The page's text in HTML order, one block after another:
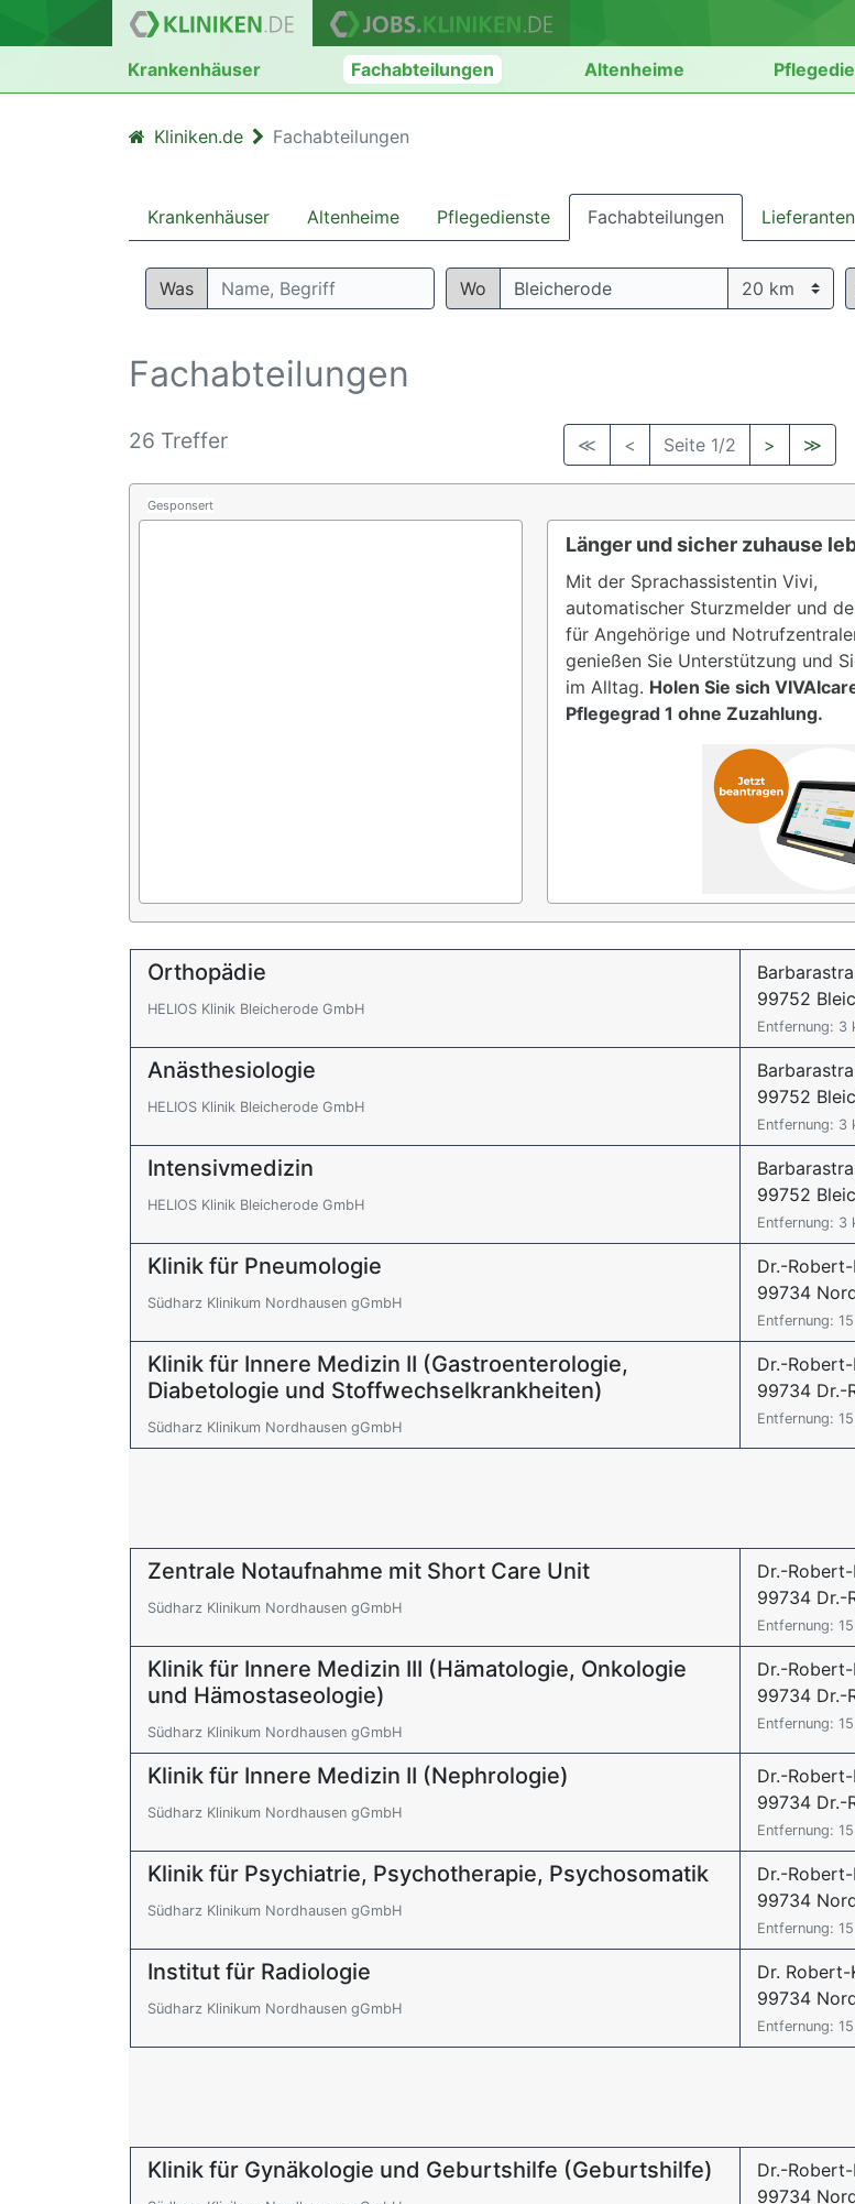
Krankenhäuser Fachabteilungen Altenheime
Kliniken.de Fachabteilungen
Krankenhäuser Altenheime Pflegedienste Fachabteilungen Lieferanten
Was Wo
Fachabteilungen
26 Treffer ≪ < Seite 1/2 > ≫
Gesponsert
Länger und sicher zuhause
Mit der Sprachassistentin Vivi,
automatischer Sturzmelder und
für Angehörige und
genießen Sie Unterstützung und
im Alltag. Holen Sie sich
Pflegegrad 1 ohne Zuzahlung.
Orthopädie
HELIOS Klinik Bleicherode GmbH
99752
Entfernung: 3
Anästhesiologie
HELIOS Klinik Bleicherode GmbH
99752
Entfernung: 3
Intensivmedizin
HELIOS Klinik Bleicherode GmbH
99752
Entfernung: 3
Klinik für Pneumologie
Südharz Klinikum Nordhausen gGmbH
Dr.-
99734
Entfernung:
Klinik für Innere Medizin II (Gastroenterologie,
Diabetologie und Stoffwechselkrankheiten)
Südharz Klinikum Nordhausen gGmbH
Dr.-
99734 Dr.-
Entfernung:
Zentrale Notaufnahme mit Short Care Unit
Südharz Klinikum Nordhausen gGmbH
Dr.-
99734 Dr.-
Entfernung:
Klinik für Innere Medizin III (Hämatologie, Onkologie
und Hämostaseologie)
Südharz Klinikum Nordhausen gGmbH
Dr.-
99734 Dr.-
Entfernung:
Klinik für Innere Medizin II (Nephrologie)
Südharz Klinikum Nordhausen gGmbH
Dr.-
99734 Dr.-
Entfernung:
Klinik für Psychiatrie, Psychotherapie, Psychosomatik
Südharz Klinikum Nordhausen gGmbH
Dr.-
99734
Entfernung:
Institut für Radiologie
Südharz Klinikum Nordhausen gGmbH
Dr.
99734
Entfernung:
Klinik für Gynäkologie und Geburtshilfe (Geburtshilfe)
Dr.-
99734